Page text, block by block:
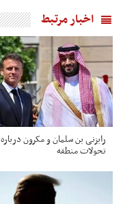
اخبار مرتبط
رایزنی بن سلمان و مکرون درباره
تحولات منطقه